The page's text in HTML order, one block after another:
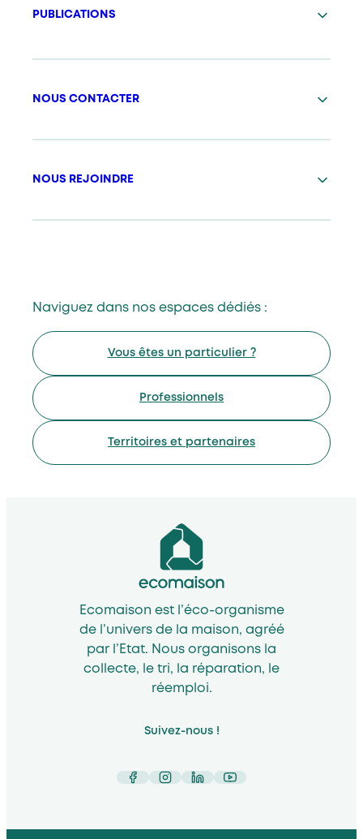
PUBLICATIONS
NOUS CONTACTER
NOUS REJOINDRE
Naviguez dans nos espaces dédiés :
Vous êtes un particulier ?
Professionnels
Territoires et partenaires
Ecomaison est l’éco-organisme
de l’univers de la maison, agréé
par l’Etat. Nous organisons la
collecte, le tri, la réparation, le
réemploi.
Suivez-nous !
Facebook
Instagram
LinkedIn
YouTube